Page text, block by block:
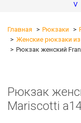
V
Главная Рюкзаки
Женские рюкзаки из
Рюкзак женский
Рюкзак
Mariscotti